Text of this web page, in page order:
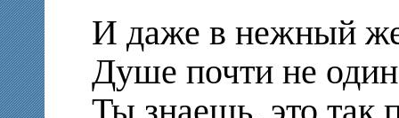
И даже в нежный
Душе почти не